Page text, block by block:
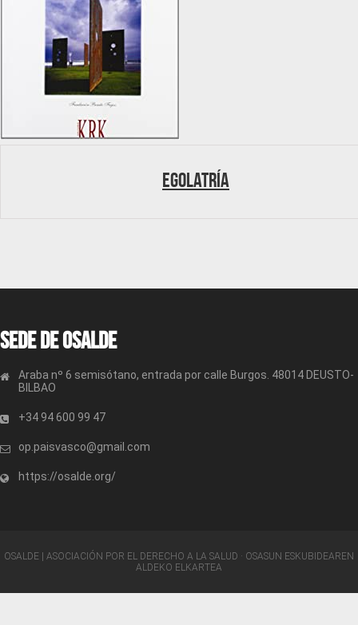
Egolatría
Sede de OSALDE
Araba nº 6 semisótano, entrada por calle Burgos. 48014 DEUSTO-
BILBAO
+34 94 600 99 47
op.paisvasco@gmail.com
https://osalde.org/
OSALDE | ASOCIACIÓN POR EL DERECHO A LA SALUD · OSASUN ESKUBIDEAREN
ALDEKO ELKARTEA